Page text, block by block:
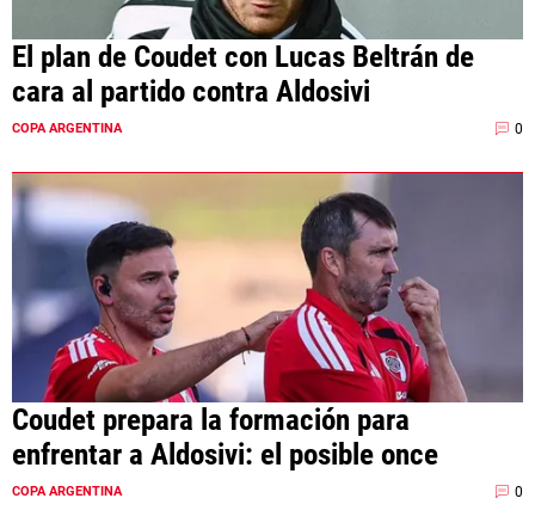
El plan de Coudet con Lucas Beltrán de
cara al partido contra Aldosivi
COPA ARGENTINA 0
Coudet prepara la formación para
enfrentar a Aldosivi: el posible once
COPA ARGENTINA 0